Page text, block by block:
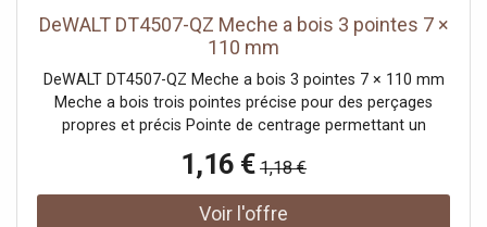
DeWALT DT4507-QZ Meche a bois 3 pointes 7 ×
110 mm
DeWALT DT4507-QZ Meche a bois 3 pointes 7 × 110 mm
Meche a bois trois pointes précise pour des perçages
propres et précis Pointe de centrage permettant un
pour des trous nets sans éclats Alliage chrome-vanadium
de haute qualité assurant une excellente résistance et une
longue durée de vie Double hélice (2 flutes) pour une
1,16 € 1,18 €